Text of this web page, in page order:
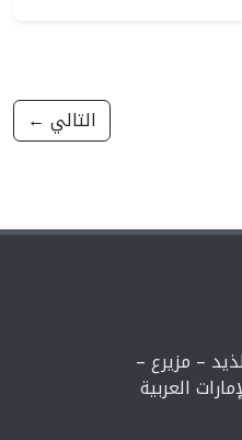
التالي ←
– مزيرع –
العربية